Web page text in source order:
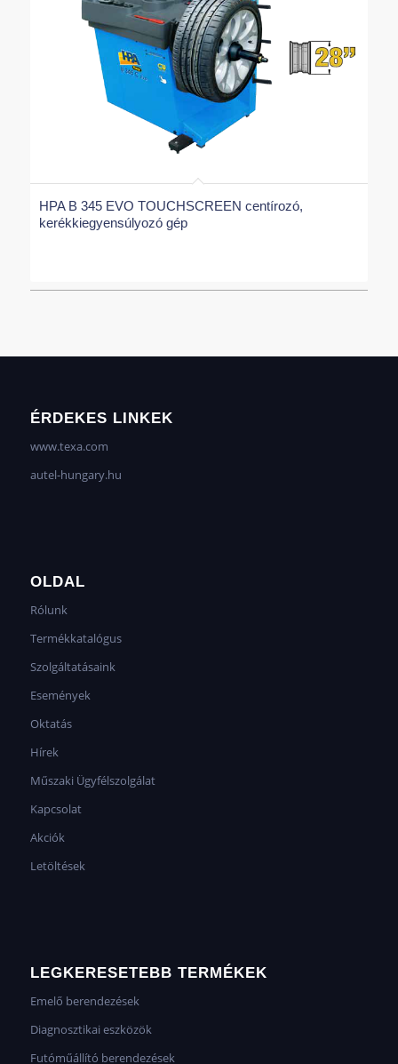
HPA B 345 EVO TOUCHSCREEN centírozó,
kerékkiegyensúlyozó gép
ÉRDEKES LINKEK
www.texa.com
autel-hungary.hu
OLDAL
Rólunk
Termékkatalógus
Szolgáltatásaink
Események
Oktatás
Hírek
Műszaki Ügyfélszolgálat
Kapcsolat
Akciók
Letöltések
LEGKERESETEBB TERMÉKEK
Emelő berendezések
Diagnosztikai eszközök
Futóműállító berendezések